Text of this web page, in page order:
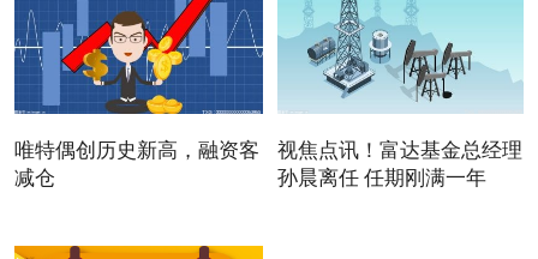
唯特偶创历史新高，融资客
减仓
视焦点讯！富达基金总经理
孙晨离任 任期刚满一年